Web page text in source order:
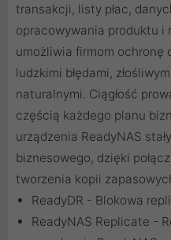
transakcji, listy płac,
opracowywania produktu i
umożliwia firmom ochronę
ludzkimi błędami,
naturalnymi. Ciągłość
częścią każdego planu
urządzenia ReadyNAS
biznesowego, dzięki
tworzenia kopii
ReadyDR - Blokowa
ReadyNAS Replicate -